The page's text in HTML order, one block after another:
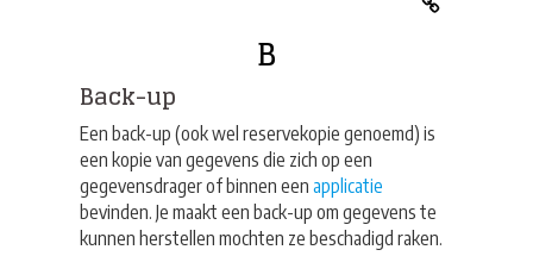
B
Back-up
Een back-up (ook wel reservekopie genoemd) is
een kopie van gegevens die zich op een
gegevensdrager of binnen een applicatie
bevinden. Je maakt een back-up om gegevens te
kunnen herstellen mochten ze beschadigd raken.